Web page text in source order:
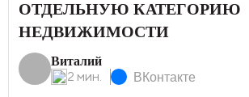
ОТДЕЛЬНУЮ КАТЕГОРИЮ
НЕДВИЖИМОСТИ
Виталий
2 мин. ВКонтакте